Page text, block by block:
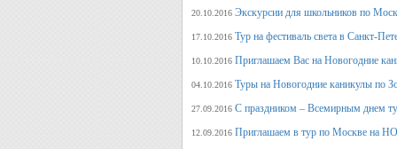
20.10.2016 Экскурсии для школьников по
17.10.2016 Тур на фестиваль света в Санкт-
10.10.2016 Приглашаем Вас на Новогодние
04.10.2016 Туры на Новогодние каникулы по
27.09.2016 С праздником – Всемирным днем
12.09.2016 Приглашаем в тур по Москве на